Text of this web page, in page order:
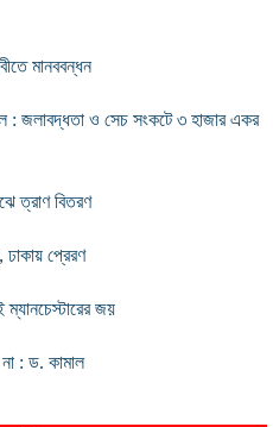
মানববন্ধন
: জলাবদ্ধতা ও সেচ সংকটে ৩ হাজার একর
ত্রাণ বিতরণ
প্রেরণ
জয়
: ড. কামাল